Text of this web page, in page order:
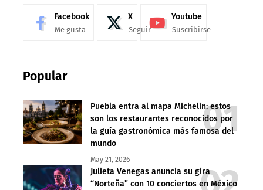
Facebook
Me gusta
X
Seguir
Youtube
Suscribirse
Popular
Puebla entra al mapa Michelin: estos
son los restaurantes reconocidos por
la guía gastronómica más famosa del
mundo
May 21, 2026
Julieta Venegas anuncia su gira
“Norteña” con 10 conciertos en México